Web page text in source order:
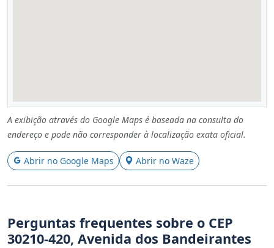
A exibição através do Google Maps é baseada na consulta do
endereço e pode não corresponder à localização exata oficial.
Abrir no Google Maps Abrir no Waze
Perguntas frequentes sobre o CEP
30210-420, Avenida dos Bandeirantes